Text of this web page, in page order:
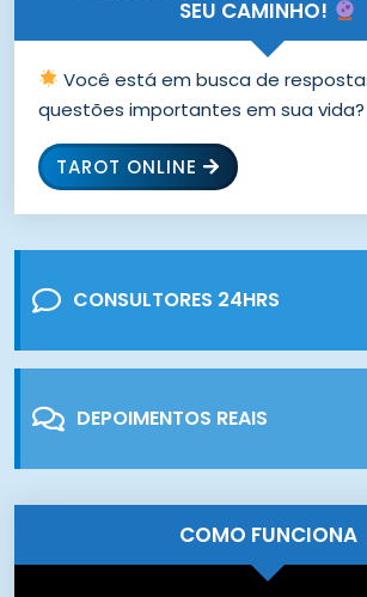
SEU CAMINHO!
Você está em busca de
questões importantes em sua vida?
TAROT ONLINE
CONSULTORES 24HRS
DEPOIMENTOS REAIS
COMO FUNCIONA